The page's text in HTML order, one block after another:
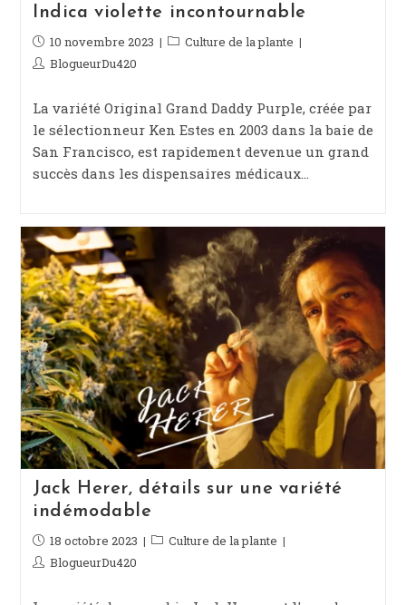
Indica violette incontournable
Publication
publiée :
10 novembre 2023
PostCulture de la plante
Auteur/autrice
la
BlogueurDu420
La variété Original Grand Daddy Purple, créée par
le sélectionneur Ken Estes en 2003 dans la baie de
San Francisco, est rapidement devenue un grand
succès dans les dispensaires médicaux…
Jack Herer, détails sur une variété
indémodable
Publication
publiée :
18 octobre 2023
PostCulture de la plante
Auteur/autrice
la
BlogueurDu420